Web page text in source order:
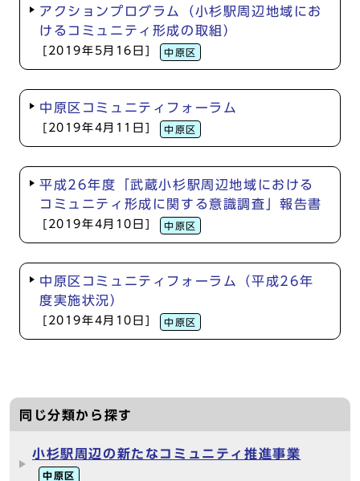
アクションプログラム（小杉駅周辺地域にお
けるコミュニティ形成の取組）
[2019年5月16日] 中原区
中原区コミュニティフォーラム
[2019年4月11日] 中原区
平成26年度「武蔵小杉駅周辺地域における
コミュニティ形成に関する意識調査」報告書
[2019年4月10日] 中原区
中原区コミュニティフォーラム（平成26年
度実施状況）
[2019年4月10日] 中原区
同じ分類から探す
小杉駅周辺の新たなコミュニティ推進事業
中原区